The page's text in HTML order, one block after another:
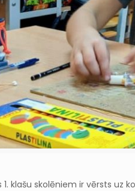
klašu skolēniem ir vērsts uz